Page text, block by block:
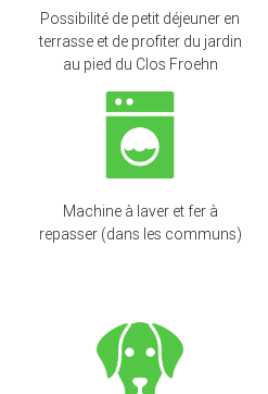
Possibilité de petit déjeuner en
terrasse et de profiter du jardin
au pied du Clos Froehn
Machine à laver et fer à
repasser (dans les communs)